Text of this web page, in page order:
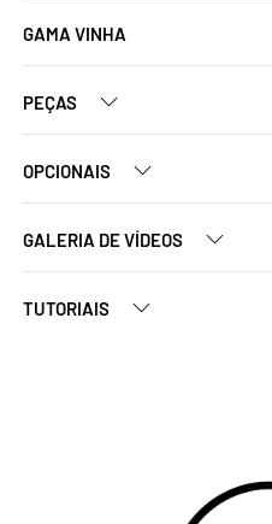
GAMA VINHA
PEÇAS
OPCIONAIS
GALERIA DE VÍDEOS
TUTORIAIS